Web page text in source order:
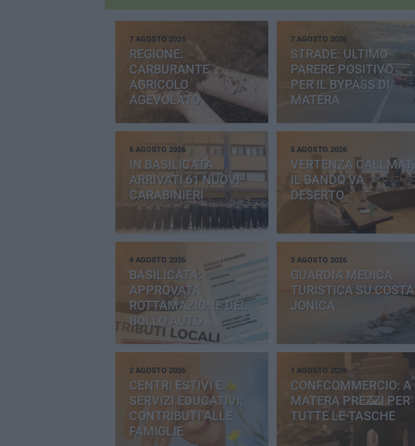
7 AGOSTO 2026
REGIONE:
CARBURANTE
AGRICOLO
AGEVOLATO
7 AGOSTO 2026
STRADE: ULTIMO
PARERE POSITIVO
PER IL BYPASS DI
MATERA
6 AGOSTO 2026
IN BASILICATA
ARRIVATI 61 NUOVI
CARABINIERI
5 AGOSTO 2026
VERTENZA CALLMAT,
IL BANDO VA
DESERTO
4 AGOSTO 2026
BASILICATA:
APPROVATA
ROTTAMAZIONE DEL
BOLLO AUTO
3 AGOSTO 2026
GUARDIA MEDICA
TURISTICA SU COSTA
JONICA
2 AGOSTO 2026
CENTRI ESTIVI E
SERVIZI EDUCATIVI:
CONTRIBUTI ALLE
FAMIGLIE
1 AGOSTO 2026
CONFCOMMERCIO: A
MATERA PREZZI PER
TUTTE LE TASCHE